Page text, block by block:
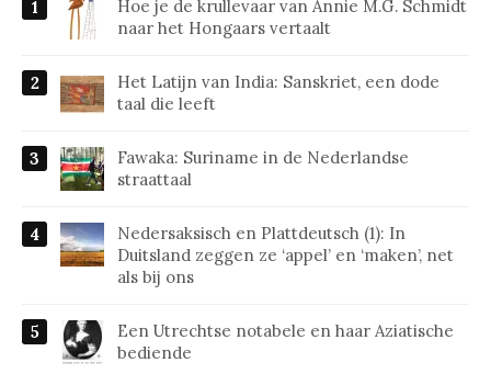
Hoe je de krullevaar van Annie M.G. Schmidt
naar het Hongaars vertaalt
Het Latijn van India: Sanskriet, een dode
taal die leeft
Fawaka: Suriname in de Nederlandse
straattaal
Nedersaksisch en Plattdeutsch (1): In
Duitsland zeggen ze ‘appel’ en ‘maken’, net
als bij ons
Een Utrechtse notabele en haar Aziatische
bediende